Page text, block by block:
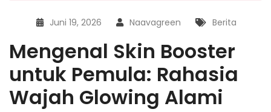
Juni 19, 2026 Naavagreen Berita
Mengenal Skin Booster
untuk Pemula: Rahasia
Wajah Glowing Alami